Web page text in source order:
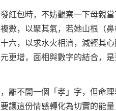
紅包時，不妨觀察一下母親
數，以聚其氣，若她山根（
六，以求水火相濟，減輕其
更增，面相與數字的結合，
離不開一個「孝」字，但命
讓這份情感轉化為切實的能